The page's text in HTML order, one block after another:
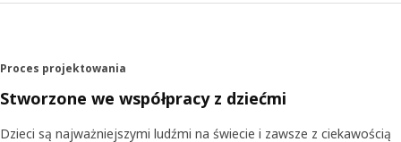
Proces projektowania
Stworzone we współpracy z dziećmi
Dzieci są najważniejszymi ludźmi na świecie i zawsze z ciekawością